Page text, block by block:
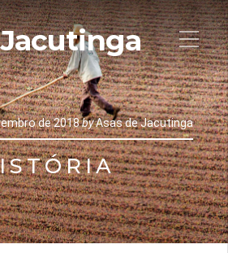
de 2018byAsas de Jacutinga